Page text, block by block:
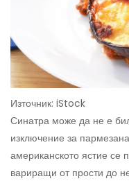
Източник: iStock
Синатра може да не е
изключение за
американското ястие се
вариращи от прости до